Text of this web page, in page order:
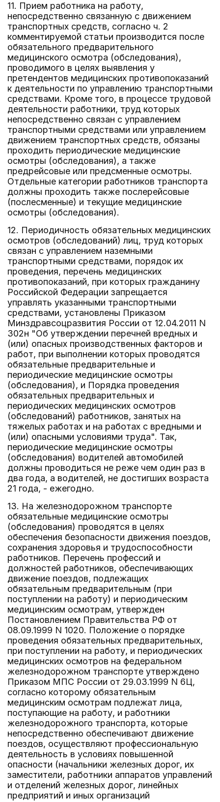
11. Прием работника на работу,
непосредственно связанную с движением
транспортных средств, согласно ч. 2
комментируемой статьи производится после
обязательного предварительного
медицинского осмотра (обследования),
проводимого в целях выявления у
претендентов медицинских противопоказаний
к деятельности по управлению транспортными
средствами. Кроме того, в процессе трудовой
деятельности работники, труд которых
непосредственно связан с управлением
транспортными средствами или управлением
движением транспортных средств, обязаны
проходить периодические медицинские
осмотры (обследования), а также
предрейсовые или предсменные осмотры.
Отдельные категории работников транспорта
должны проходить также послерейсовые
(послесменные) и текущие медицинские
осмотры (обследования).
12. Периодичность обязательных медицинских
осмотров (обследований) лиц, труд которых
связан с управлением наземными
транспортными средствами, порядок их
проведения, перечень медицинских
противопоказаний, при которых гражданину
Российской Федерации запрещается
управлять указанными транспортными
средствами, установлены Приказом
Минздравсоцразвития России от 12.04.2011 N
302н "Об утверждении перечней вредных и
(или) опасных производственных факторов и
работ, при выполнении которых проводятся
обязательные предварительные и
периодические медицинские осмотры
(обследования), и Порядка проведения
обязательных предварительных и
периодических медицинских осмотров
(обследований) работников, занятых на
тяжелых работах и на работах с вредными и
(или) опасными условиями труда". Так,
периодические медицинские осмотры
(обследования) водителей автомобилей
должны проводиться не реже чем один раз в
два года, а водителей, не достигших возраста
21 года, - ежегодно.
13. На железнодорожном транспорте
обязательные медицинские осмотры
(обследования) проводятся в целях
обеспечения безопасности движения поездов,
сохранения здоровья и трудоспособности
работников. Перечень профессий и
должностей работников, обеспечивающих
движение поездов, подлежащих
обязательным предварительным (при
поступлении на работу) и периодическим
медицинским осмотрам, утвержден
Постановлением Правительства РФ от
08.09.1999 N 1020. Положение о порядке
проведения обязательных предварительных,
при поступлении на работу, и периодических
медицинских осмотров на федеральном
железнодорожном транспорте утверждено
Приказом МПС России от 29.03.1999 N 6Ц,
согласно которому обязательным
медицинским осмотрам подлежат лица,
поступающие на работу, и работники
железнодорожного транспорта, которые
непосредственно обеспечивают движение
поездов, осуществляют профессиональную
деятельность в условиях повышенной
опасности (начальники железных дорог, их
заместители, работники аппаратов управлений
и отделений железных дорог, линейных
предприятий и иных организаций